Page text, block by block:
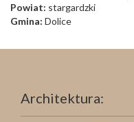
Powiat: stargardzki
Gmina: Dolice
Architektura: